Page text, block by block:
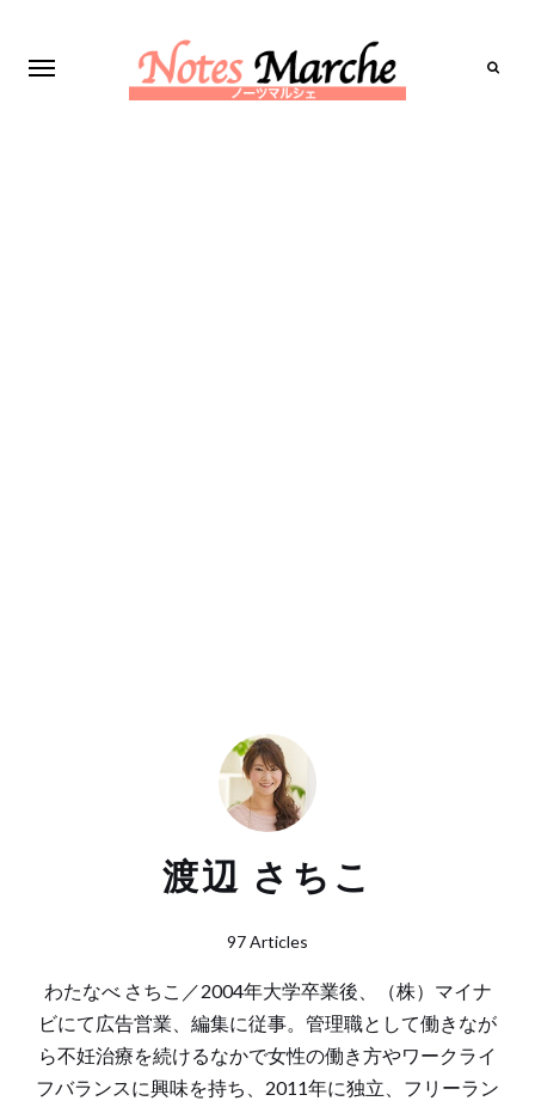
渡辺 さちこ
97 Articles
わたなべ さちこ／2004年大学卒業後、（株）マイナ
ビにて広告営業、編集に従事。管理職として働きなが
ら不妊治療を続けるなかで女性の働き方やワークライ
フバランスに興味を持ち、2011年に独立、フリーラン